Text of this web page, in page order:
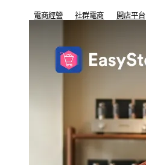
電商經營 社群電商 開店平台